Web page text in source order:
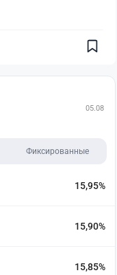
05.08
Фиксированные
15,95%
15,90%
15,85%